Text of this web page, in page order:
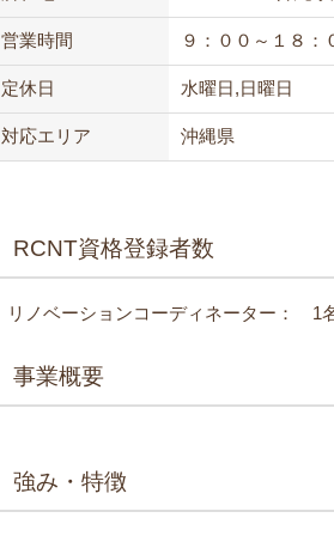
営業時間 ９：００～１８：
定休日 水曜日,日曜日
対応エリア 沖縄県
RCNT資格登録者数
リノベーションコーディネーター： 1
事業概要
強み・特徴